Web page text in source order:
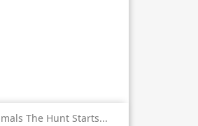
The Hunt Starts...